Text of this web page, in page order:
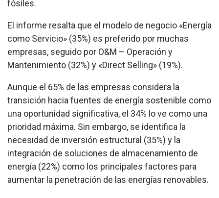
fósiles.
El informe resalta que el modelo de negocio «Energía
como Servicio» (35%) es preferido por muchas
empresas, seguido por O&M – Operación y
Mantenimiento (32%) y «Direct Selling» (19%).
Aunque el 65% de las empresas considera la
transición hacia fuentes de energía sostenible como
una oportunidad significativa, el 34% lo ve como una
prioridad máxima. Sin embargo, se identifica la
necesidad de inversión estructural (35%) y la
integración de soluciones de almacenamiento de
energía (22%) como los principales factores para
aumentar la penetración de las energías renovables.